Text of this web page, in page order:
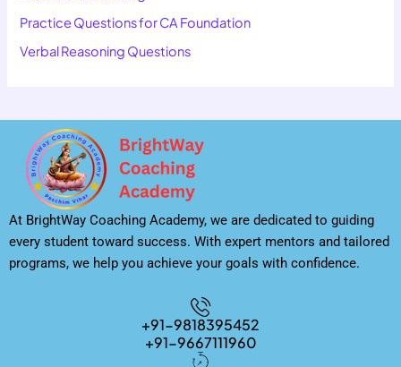
Practice Questions for CA Foundation
Verbal Reasoning Questions
At BrightWay Coaching Academy, we are dedicated to guiding
every student toward success. With expert mentors and tailored
programs, we help you achieve your goals with confidence.
+91-9818395452
+91-9667111960